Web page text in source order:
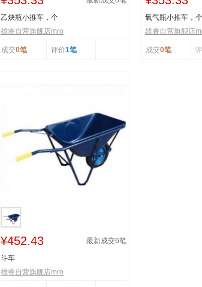
乙炔瓶小推车，个
雄睿自营旗舰店mro
成交0笔 评价1笔
氧气瓶小推车，个
雄睿自营旗舰店
成交0笔
¥452.43 最新成交6笔
斗车
雄睿自营旗舰店mro